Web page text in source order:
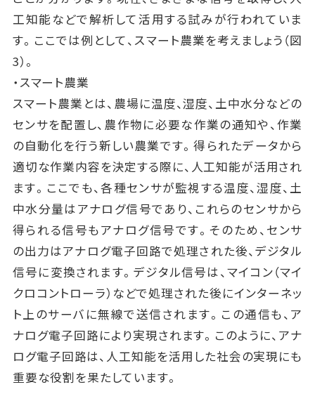
工知能などで解析して活用する試みが行われていま
す。ここでは例として、スマート農業を考えましょう（図
3）。
・スマート農業
スマート農業とは、農場に温度、湿度、土中水分などの
センサを配置し、農作物に必要な作業の通知や、作業
の自動化を行う新しい農業です。得られたデータから
適切な作業内容を決定する際に、人工知能が活用され
ます。ここでも、各種センサが監視する温度、湿度、土
中水分量はアナログ信号であり、これらのセンサから
得られる信号もアナログ信号です。そのため、センサ
の出力はアナログ電子回路で処理された後、デジタル
信号に変換されます。デジタル信号は、マイコン（マイ
クロコントローラ）などで処理された後にインターネッ
ト上のサーバに無線で送信されます。この通信も、ア
ナログ電子回路により実現されます。このように、アナ
ログ電子回路は、人工知能を活用した社会の実現にも
重要な役割を果たしています。